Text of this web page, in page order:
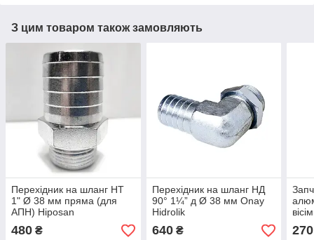
З цим товаром також замовляють
Перехідник на шланг НТ
1" Ø 38 мм пряма (для
АПН) Hiposan
480 ₴
Перехідник на шланг НД
90° 1¼” д Ø 38 мм Onay
Hidrolik
640₴ 270